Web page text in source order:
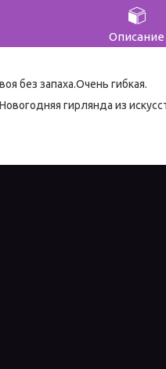
Описание
без запаха.Очень гибкая.
гирлянда из